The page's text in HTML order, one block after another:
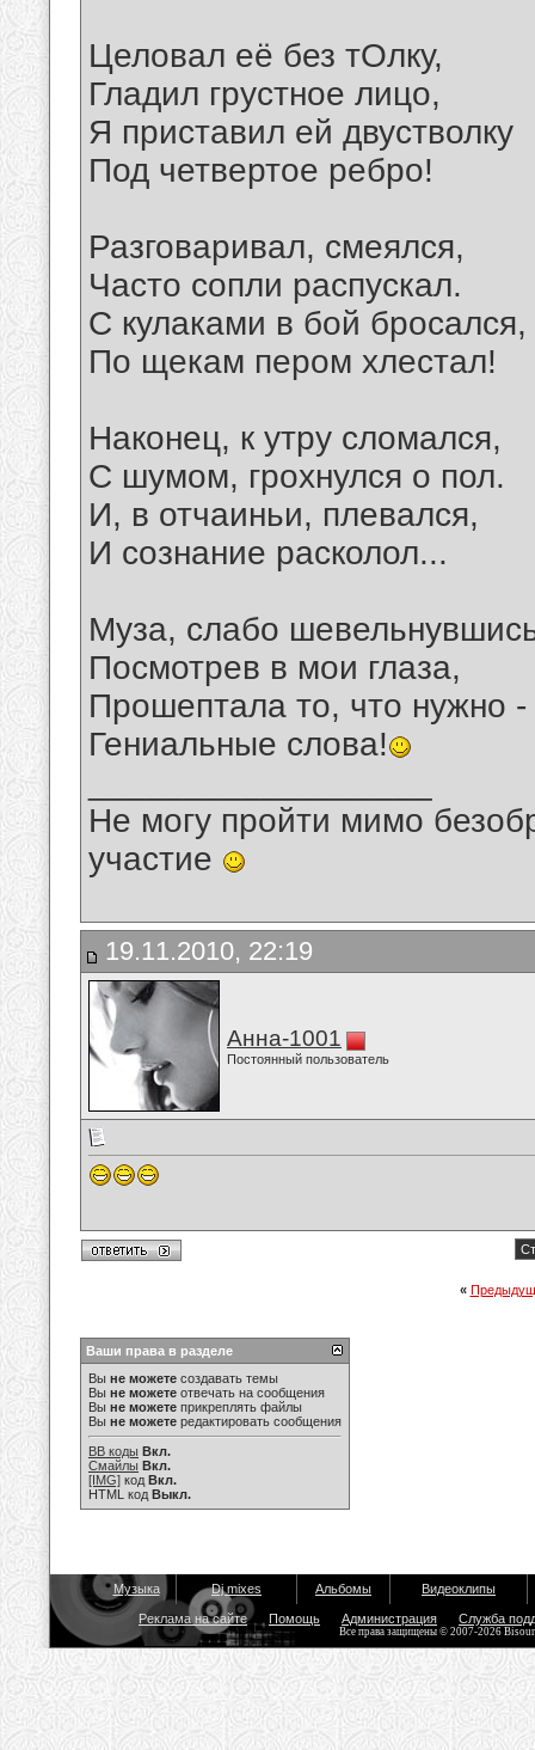
Целовал её без тОлку,
Гладил грустное лицо,
Я приставил ей двустволку
Под четвертое ребро!
Разговаривал, смеялся,
Часто сопли распускал.
С кулаками в бой бросался,
По щекам пером хлестал!
Наконец, к утру сломался,
С шумом, грохнулся о пол.
И, в отчаиньи, плевался,
И сознание расколол...
Муза, слабо
Посмотрев в мои глаза,
Прошептала то, что нужно -
Гениальные слова!
Не могу пройти мимо
участие
19.11.2010, 22:19
Анна-1001
Постоянный пользователь
«
Ваши права в разделе
Вы не можете создавать темы
Вы не можете отвечать на сообщения
Вы не можете прикреплять файлы
Вы не можете редактировать сообщения
BB коды Вкл.
Смайлы Вкл.
[IMG] код Вкл.
HTML код Выкл.
Музыка Dj mixes Альбомы Видеоклипы
Реклама на сайте Помощь Администрация Служба
Все права защищены © 2007-2026